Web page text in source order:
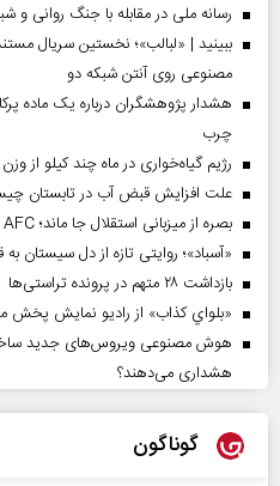
رسانه ملی در مقابله با جنگ روانی
ببینید | «لبالب»؛ نخستین سریال
مصنوعی روی آنتن شبکه دو
هشدار پژوهشگران درباره یک ماده
چرب
رژیم گیاه‌خواری در ماه چند کیلو از
علت افزایش قبض آب در تابستان
بصره از میزبانی استقلال جا ماند؛ AFC با پیشنهاد آبی‌ها مخالفت کرد
«آسباد»؛ روایتی تازه از دل سیستان
بازداشت ۲۸ متهم در پرونده تراستی‌ها
«بلواي کذاب» از رادیو نمایش پخش
هوش مصنوعی ویروس‌های جدید
هشداری می‌دهند؟
گوناگون